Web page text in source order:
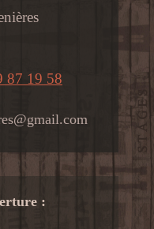
87 19 58
: